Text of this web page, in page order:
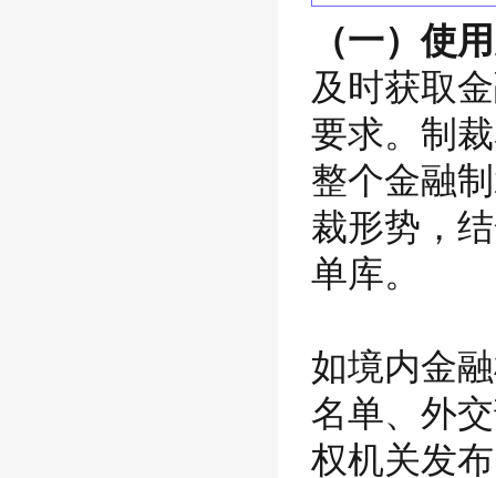
（一）使
及时获取
要求。制
整个金融
裁形势，
单库。
如境内金
名单、外
权机关发